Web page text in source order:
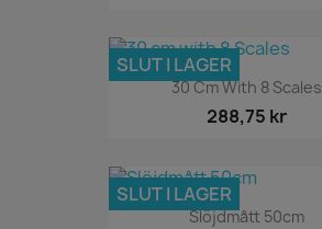
30 Cm With 8 Scales
288,75 kr
SLUT I LAGER
Slöjdmått 50cm
SLUT I LAGER